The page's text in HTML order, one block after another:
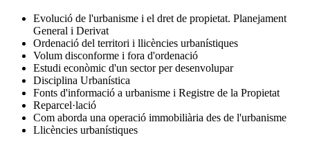
Evolució de l'urbanisme i el dret de propietat. Planejament
General i Derivat
Ordenació del territori i llicències urbanístiques
Volum disconforme i fora d'ordenació
Estudi econòmic d'un sector per desenvolupar
Disciplina Urbanística
Fonts d'informació a urbanisme i Registre de la Propietat
Reparcel·lació
Com aborda una operació immobiliària des de l'urbanisme
Llicències urbanístiques